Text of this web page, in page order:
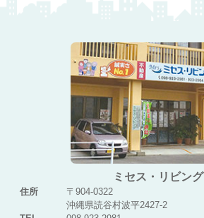
ミセス・リビング
住所
〒904-0322
沖縄県読谷村波平2427-2